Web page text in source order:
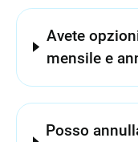
Avete
mensile e
Posso